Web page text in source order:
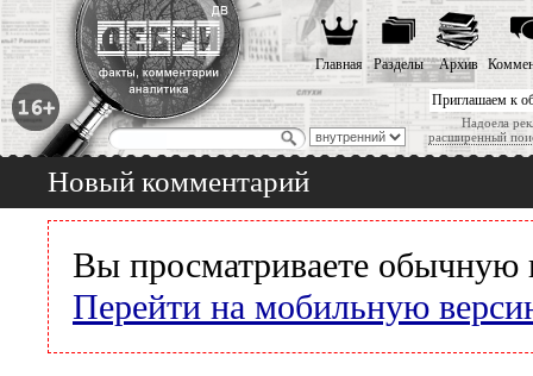
Приглашаем к
Надоела
расширенный
Главная Разделы Архив
Новый комментарий
Вы просматриваете обычную
Перейти на мобильную